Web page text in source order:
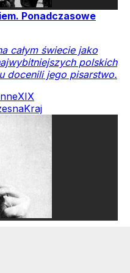
Ponadczasowe
całym świecie jako
polskich
docenili jego pisarstwo.
XIX
Kraj